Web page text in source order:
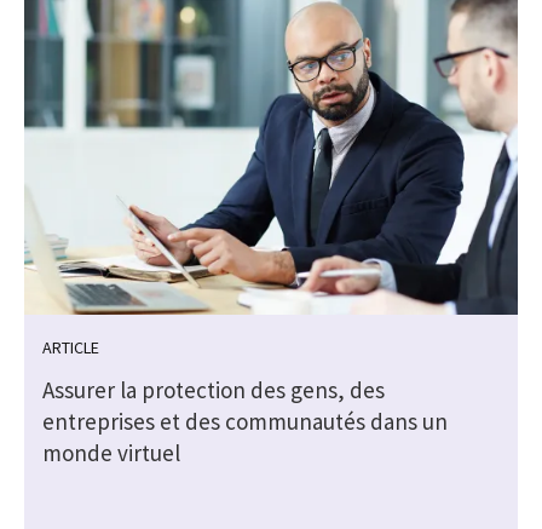
ARTICLE
Assurer la protection des gens, des
entreprises et des communautés dans un
monde virtuel